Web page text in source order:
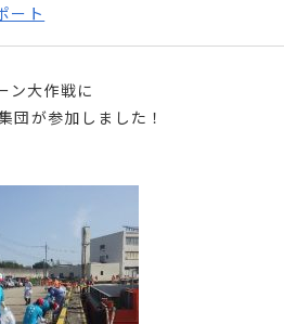
ート
ン大作戦に
団が参加しました！